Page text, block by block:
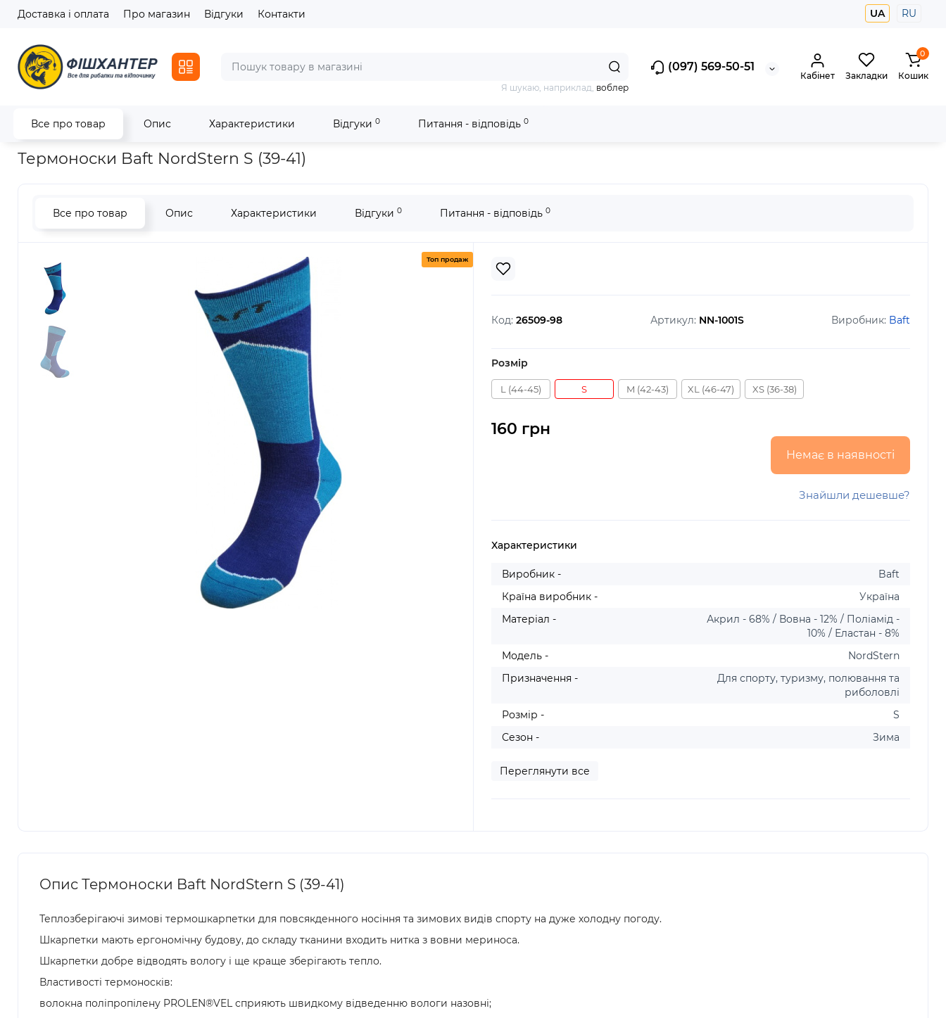
Доставка і оплата Про магазин Відгуки Контакти UA RU
(097) 569-50-51
Я шукаю, наприклад, воблер
Кабінет Закладки
0
Кошик
Все про товар Опис Характеристики Відгуки 0 Питання - відповідь 0
Головна Одяг та взуття Термоноски Baft NordStern S (39-41)
Термоноски Baft NordStern S (39-41)
Все про товар Опис Характеристики Відгуки 0 Питання - відповідь 0
Топ продаж
Код: 26509-98 Артикул: NN-1001S Виробник: Baft
Розмір
L (44-45) S M (42-43) XL (46-47) XS (36-38)
160 грн
Немає в наявності
Знайшли дешевше?
Характеристики
Виробник -
Baft
Країна виробник -
Україна
Матеріал -
Акрил - 68% / Вовна - 12% / Поліамід -
10% / Еластан - 8%
Модель -
NordStern
Призначення -
Для спорту, туризму, полювання та
риболовлі
Розмір -
S
Сезон -
Зима
Переглянути все
Опис Термоноски Baft NordStern S (39-41)
Теплозберігаючі зимові термошкарпетки для повсякденного носіння та зимових видів спорту на дуже холодну погоду.
Шкарпетки мають ергономічну будову, до складу тканини входить нитка з вовни мериноса.
Шкарпетки добре відводять вологу і ще краще зберігають тепло.
Властивості термоносків:
волокна поліпропілену PROLEN®VEL сприяють швидкому відведенню вологи назовні;